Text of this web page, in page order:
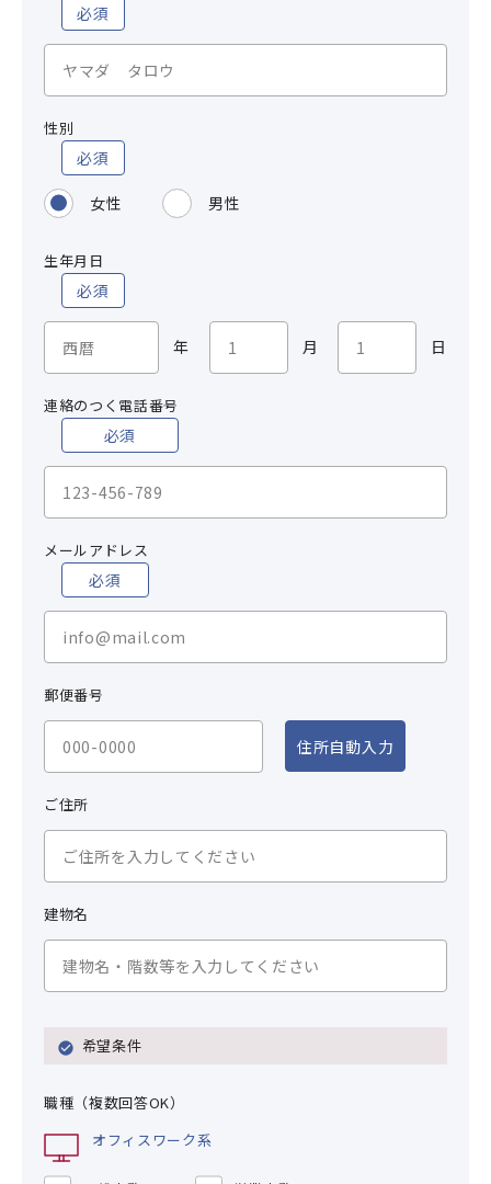
必須
性別
必須
女性 男性
生年月日
必須
年 月 日
連絡のつく電話番号
必須
メールアドレス
必須
郵便番号
住所自動入力
ご住所
建物名
希望条件
職種（複数回答OK）
オフィスワーク系